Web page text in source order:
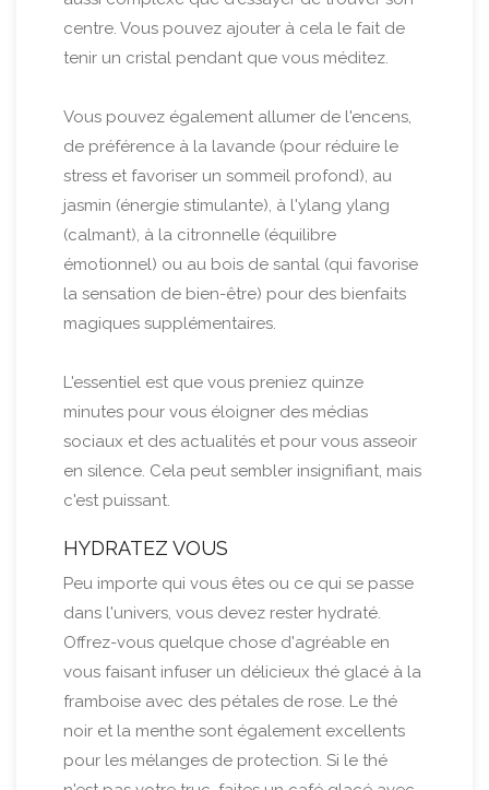
centre. Vous pouvez ajouter à cela le fait de
tenir un cristal pendant que vous méditez.
Vous pouvez également allumer de l'encens,
de préférence à la lavande (pour réduire le
stress et favoriser un sommeil profond), au
jasmin (énergie stimulante), à l'ylang ylang
(calmant), à la citronnelle (équilibre
émotionnel) ou au bois de santal (qui favorise
la sensation de bien-être) pour des bienfaits
magiques supplémentaires.
L'essentiel est que vous preniez quinze
minutes pour vous éloigner des médias
sociaux et des actualités et pour vous asseoir
en silence. Cela peut sembler insignifiant, mais
c'est puissant.
HYDRATEZ VOUS
Peu importe qui vous êtes ou ce qui se passe
dans l'univers, vous devez rester hydraté.
Offrez-vous quelque chose d'agréable en
vous faisant infuser un délicieux thé glacé à la
framboise avec des pétales de rose. Le thé
noir et la menthe sont également excellents
pour les mélanges de protection. Si le thé